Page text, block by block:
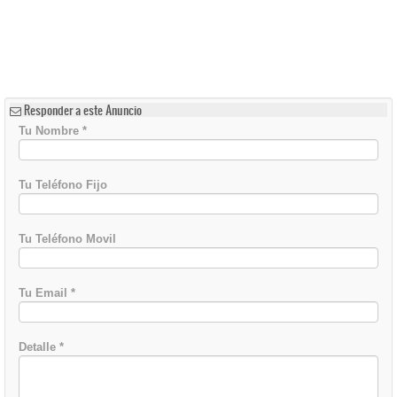
Responder a este Anuncio
Tu Nombre *
Tu Teléfono Fijo
Tu Teléfono Movil
Tu Email *
Detalle *